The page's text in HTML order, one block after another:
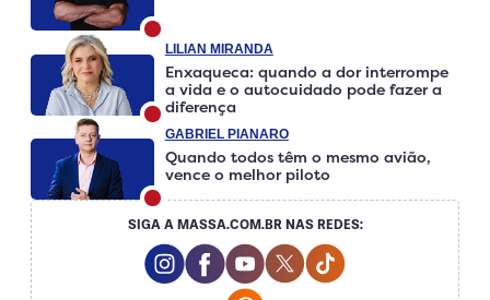
LILIAN MIRANDA
Enxaqueca: quando a dor interrompe
a vida e o autocuidado pode fazer a
diferença
GABRIEL PIANARO
Quando todos têm o mesmo avião,
vence o melhor piloto
SIGA A MASSA.COM.BR NAS REDES:
Instagram Social Media
Facebook Social Media
Youtube Social Media
Twitter Social Media
Tiktok Social